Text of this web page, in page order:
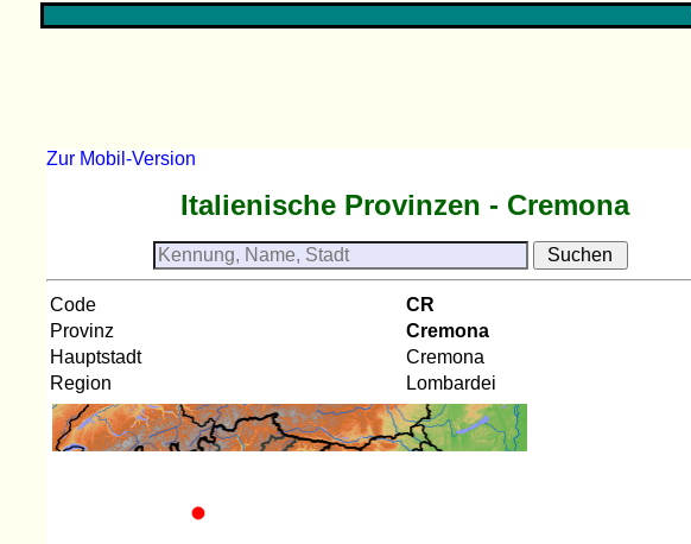
Zur Mobil-Version
Italienische Provinzen - Cremona
Code
CR
Provinz
Cremona
Hauptstadt
Cremona
Region
Lombardei